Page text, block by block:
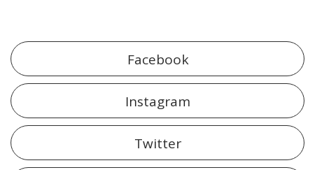
Facebook
Instagram
Twitter